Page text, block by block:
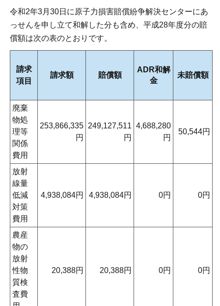
令和2年3月30日に原子力損害賠償紛争解決センターにあ
っせんを申し立て和解した分も含め、平成28年度分の賠
償額は次の表のとおりです。
請求
項目
請求額 賠償額
ADR和解
金
未賠償額
廃棄
物処
理等
関係
費用
253,866,335
円
249,127,511
円
4,688,280
円
50,544円
放射
線量
低減
対策
費用
4,938,084円 4,938,084円 0円 0円
農産
物の
放射
性物
質検
査費
20,388円 20,388円 0円 0円